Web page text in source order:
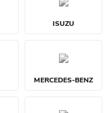
ISUZU
MERCEDES-BENZ